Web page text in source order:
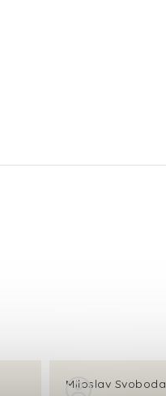
Miloslav Svoboda